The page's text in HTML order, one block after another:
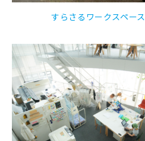
すらさるワークスペース